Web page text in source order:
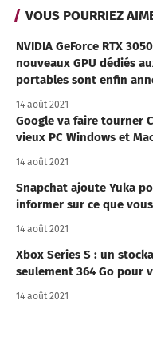
VOUS POURRIEZ
NVIDIA GeForce RTX
nouveaux GPU dédiés
portables sont enfin
14 août 2021
Google va faire tourner
vieux PC Windows et
14 août 2021
Snapchat ajoute Yuka
informer sur ce que
14 août 2021
Xbox Series S : un
seulement 364 Go pour
14 août 2021